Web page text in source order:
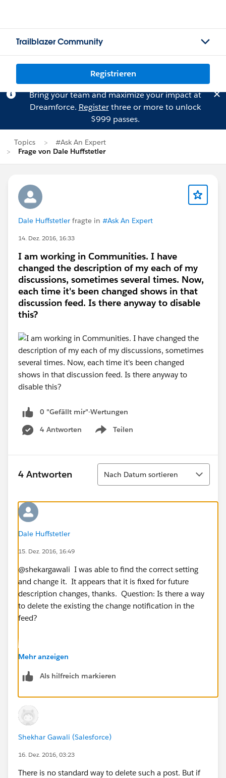
Trailblazer Community
Registrieren
Bring your team and maximize your impact at
Dreamforce. Registerthree or more to unlock
$999 passes.
Topics
#Ask An Expert
Frage von Dale Huffstetler
Dale Huffstetler fragte in #Ask An Expert
14. Dez. 2016, 16:33
I am working in Communities. I have
changed the description of my each of my
discussions, sometimes several times. Now,
each time it's been changed shows in that
discussion feed. Is there anyway to disable
this?
0 "Gefällt mir"-Wertungen
4 Antworten
Teilen
Show menu
4 Antworten
Sortieren
Nach Datum sortieren
Dale Huffstetler
15. Dez. 2016, 16:49
@shekargawali I was able to find the correct setting
and change it. It appears that it is fixed for future
description changes, thanks. Question: Is there a way
to delete the existing the change notification in the
feed?
Mehr anzeigen
Als hilfreich markieren
Shekhar Gawali (Salesforce)
16. Dez. 2016, 03:23
There is no standard way to delete such a post. But if